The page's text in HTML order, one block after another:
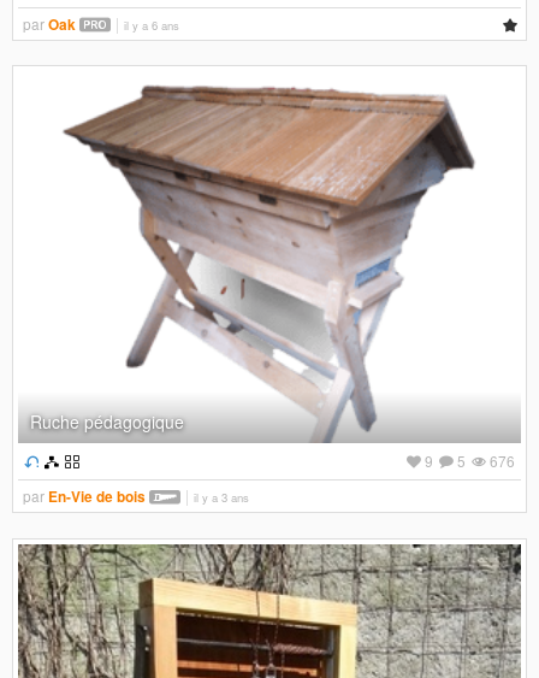
parOak il y a 6 ans
Ruche pédagogique
676
5
9
par En-Vie de bois il y a 3 ans